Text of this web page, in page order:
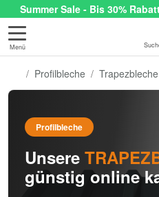
Summer Sale - Bis 30%
Menü
Profilbleche Trapezbleche
Profilbleche
Unsere
günstig online